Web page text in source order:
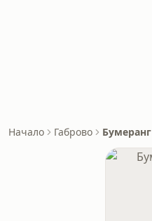
Начало Габрово Бумеранг